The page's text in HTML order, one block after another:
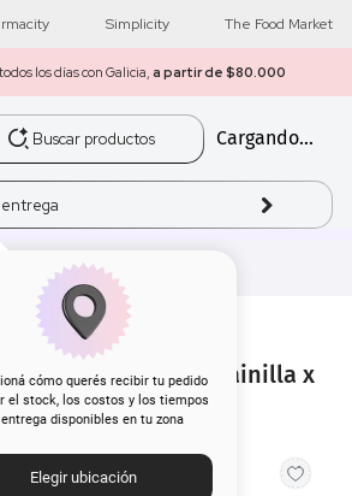
Simplicity The Food Market
los días con Galicia, a partir de $80.000
Cargando...
cómo querés recibir tu pedido
el stock, los costos y los tiempos
disponibles en tu zona
Elegir ubicación
Spa Pure Shine Vainilla x